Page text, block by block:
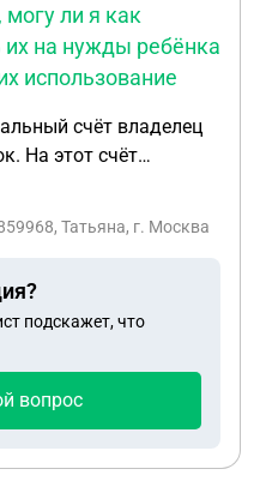
ли я как
их на нужды ребёнка
использование
счёт владелец
На этот счёт
обороны, могу
за их использование
Татьяна, г. Москва
подскажет, что
вопрос